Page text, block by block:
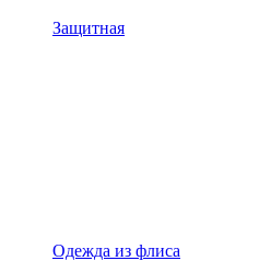
Защитная
Одежда из флиса